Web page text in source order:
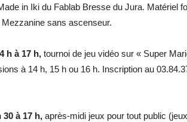
in Iki du Fablab Bresse du Jura. Matériel
sans ascenseur.
h à 17 h, tournoi de jeu vidéo sur « Super
à 14 h, 15 h ou 16 h. Inscription au
30 à 17 h, après-midi jeux pour tout public